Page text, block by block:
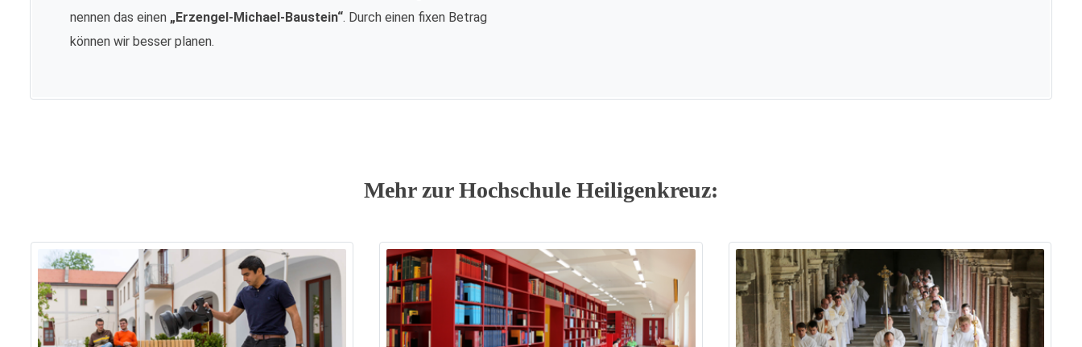
nennen das einen „Erzengel-Michael-Baustein“. Durch einen fixen Betrag
können wir besser planen.
Mehr zur Hochschule Heiligenkreuz: